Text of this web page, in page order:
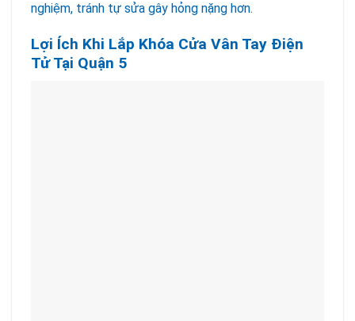
nghiệm, tránh tự sửa gây hỏng nặng hơn.
Lợi Ích Khi Lắp Khóa Cửa Vân Tay Điện
Tử Tại Quận 5